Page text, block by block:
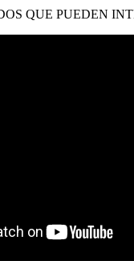
QUE PUEDEN